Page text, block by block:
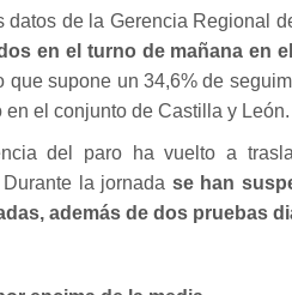
datos de la Gerencia Regional
en el turno de mañana en
que supone un 34,6% de
en el conjunto de Castilla y León.
del paro ha vuelto a
la jornada se han
además de dos pruebas